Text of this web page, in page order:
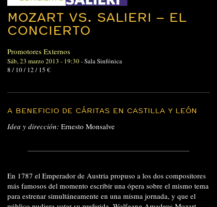
MOZART VS. SALIERI – EL
CONCIERTO
Promotores Externos
Sáb, 23 marzo 2013 - 19:30-Sala Sinfónica
8 / 10 / 12 / 15 €
A BENEFICIO DE CÁRITAS EN CASTILLA Y LEÓN
Idea y dirección: Ernesto Monsalve
En 1787 el Emperador de Austria propuso a los dos compositores
más famosos del momento escribir una ópera sobre el mismo tema
para estrenar simultáneamente en una misma jornada, y que el